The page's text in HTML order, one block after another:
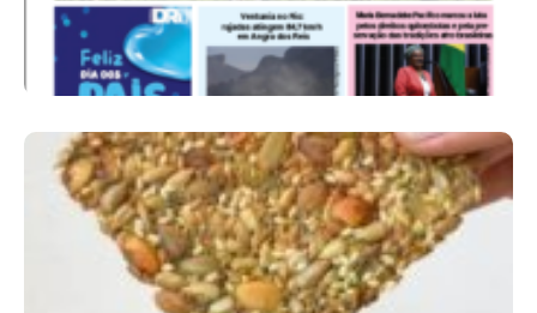
Comer Bem: Cracker De Sementes